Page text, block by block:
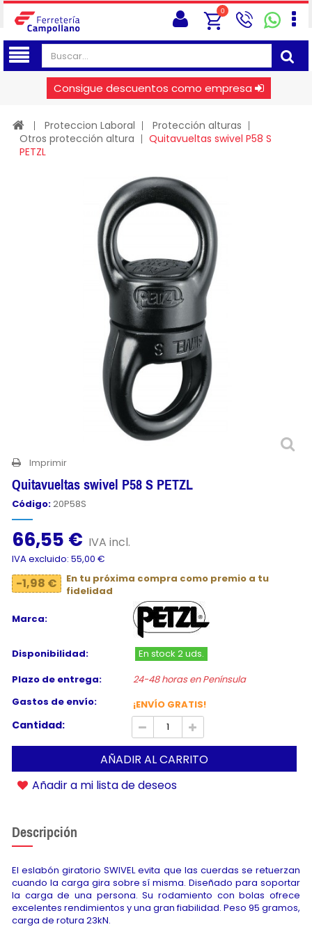
0
Consigue descuentos como empresa
Proteccion Laboral
Protección alturas
Otros protección altura
Quitavueltas swivel P58 S
PETZL
Imprimir
Quitavueltas swivel P58 S PETZL
Código:20P58S
66,55 € IVA incl.
IVA excluido: 55,00 €
-1,98 €
En tu próxima compra como premio a tu
fidelidad
Marca:
Disponibilidad:
En stock 2 uds.
Plazo de entrega:
24-48 horas en Península
Gastos de envío:
¡ENVÍO GRATIS!
Cantidad:
AÑADIR AL CARRITO
Añadir a mi lista de deseos
Descripción
El eslabón giratorio SWIVEL evita que las cuerdas se retuerzan
cuando la carga gira sobre sí misma. Diseñado para soportar
la carga de una persona. Su rodamiento con bolas ofrece
excelentes rendimientos y una gran fiabilidad. Peso 95 gramos,
carga de rotura 23kN.